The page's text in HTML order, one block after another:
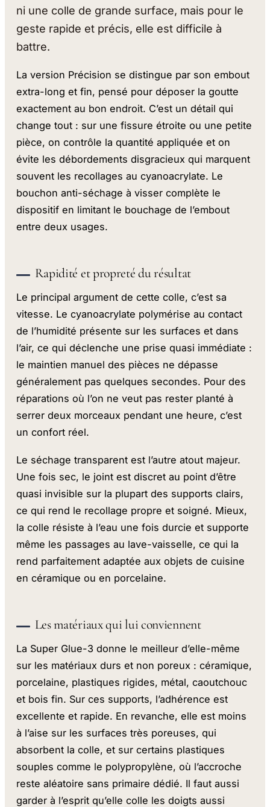
ni une colle de grande surface, mais pour le
geste rapide et précis, elle est difficile à
battre.
La version Précision se distingue par son embout
extra-long et fin, pensé pour déposer la goutte
exactement au bon endroit. C’est un détail qui
change tout : sur une fissure étroite ou une petite
pièce, on contrôle la quantité appliquée et on
évite les débordements disgracieux qui marquent
souvent les recollages au cyanoacrylate. Le
bouchon anti-séchage à visser complète le
dispositif en limitant le bouchage de l’embout
entre deux usages.
Rapidité et propreté du résultat
Le principal argument de cette colle, c’est sa
vitesse. Le cyanoacrylate polymérise au contact
de l’humidité présente sur les surfaces et dans
l’air, ce qui déclenche une prise quasi immédiate :
le maintien manuel des pièces ne dépasse
généralement pas quelques secondes. Pour des
réparations où l’on ne veut pas rester planté à
serrer deux morceaux pendant une heure, c’est
un confort réel.
Le séchage transparent est l’autre atout majeur.
Une fois sec, le joint est discret au point d’être
quasi invisible sur la plupart des supports clairs,
ce qui rend le recollage propre et soigné. Mieux,
la colle résiste à l’eau une fois durcie et supporte
même les passages au lave-vaisselle, ce qui la
rend parfaitement adaptée aux objets de cuisine
en céramique ou en porcelaine.
Les matériaux qui lui conviennent
La Super Glue-3 donne le meilleur d’elle-même
sur les matériaux durs et non poreux : céramique,
porcelaine, plastiques rigides, métal, caoutchouc
et bois fin. Sur ces supports, l’adhérence est
excellente et rapide. En revanche, elle est moins
à l’aise sur les surfaces très poreuses, qui
absorbent la colle, et sur certains plastiques
souples comme le polypropylène, où l’accroche
reste aléatoire sans primaire dédié. Il faut aussi
garder à l’esprit qu’elle colle les doigts aussi